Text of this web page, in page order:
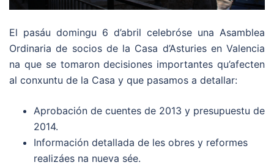
El pasáu domingu 6 d’abril celebróse una Asamblea
Ordinaria de socios de la Casa d’Asturies en Valencia
na que se tomaron decisiones importantes qu’afecten
al conxuntu de la Casa y que pasamos a detallar:
Aprobación de cuentes de 2013 y presupuestu de
2014.
Información detallada de les obres y reformes
realizáes na nueva sée.